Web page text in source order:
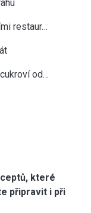
restaur…
od…
které
připravit i při